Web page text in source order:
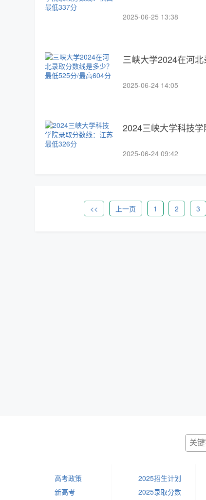
2025-06-25 13:38
三峡大学2024在河
2025-06-24 14:05
2024三峡大学科技
2025-06-24 09:42
<< 上一页 1 2 3
高考政策
新高考
2025招生计划
2025录取分数